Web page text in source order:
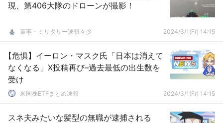
現、第406大隊のドローンが撮影！
軍事・ミリタリー速報☆彡 2024/3/1(Fr) 14:15
【危惧】イーロン・マスク氏「日本は消えて
なくなる」X投稿再び–過去最低の出生数を
受け
米国株ETFまとめ速報 2024/3/1(Fr) 14:15
スネ夫みたいな髪型の無職が逮捕される